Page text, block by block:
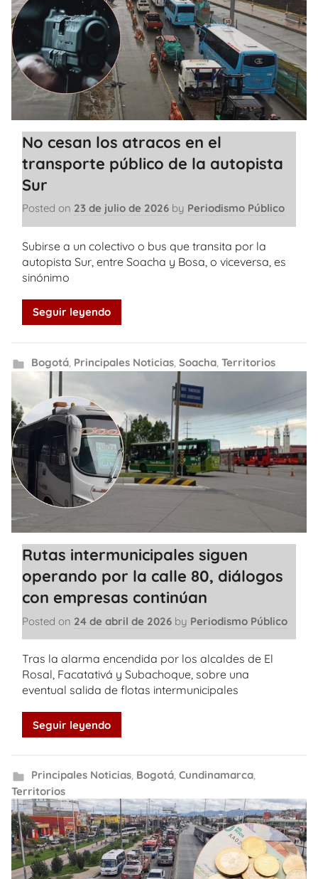
No cesan los atracos en el
transporte público de la autopista
Sur
Posted on 23 de julio de 2026 by Periodismo Público
Subirse a un colectivo o bus que transita por la
autopista Sur, entre Soacha y Bosa, o viceversa, es
sinónimo
Seguir leyendo
Bogotá, Principales Noticias, Soacha, Territorios
Rutas intermunicipales siguen
operando por la calle 80, diálogos
con empresas continúan
Posted on 24 de abril de 2026 by Periodismo Público
Tras la alarma encendida por los alcaldes de El
Rosal, Facatativá y Subachoque, sobre una
eventual salida de flotas intermunicipales
Seguir leyendo
Principales Noticias, Bogotá, Cundinamarca,
Territorios